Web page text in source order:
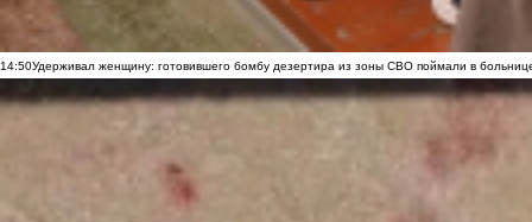
14:50Удерживал женщину: готовившего бомбу дезертира из зоны СВО поймали в